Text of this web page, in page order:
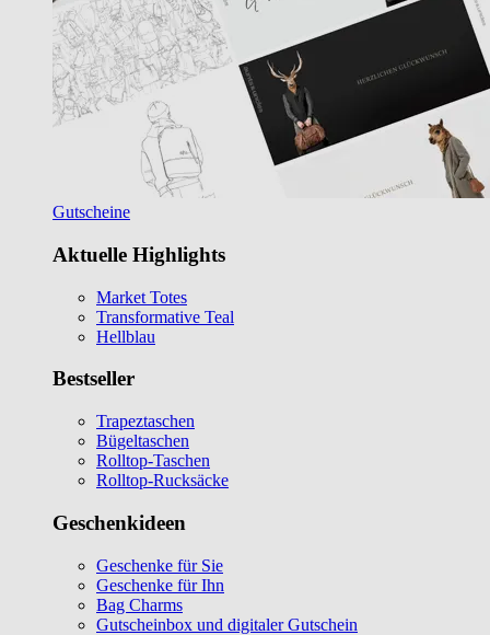
Gutscheine
Aktuelle Highlights
Market Totes
Transformative Teal
Hellblau
Bestseller
Trapeztaschen
Bügeltaschen
Rolltop-Taschen
Rolltop-Rucksäcke
Geschenkideen
Geschenke für Sie
Geschenke für Ihn
Bag Charms
Gutscheinbox und digitaler Gutschein